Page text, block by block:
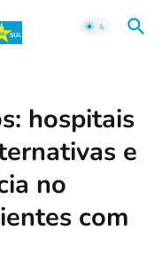
hospitais
e
no
com